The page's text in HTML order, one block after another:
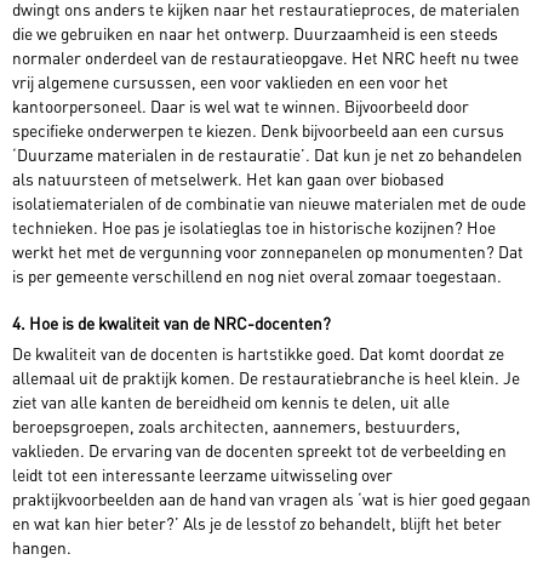
dwingt ons anders te kijken naar het restauratieproces, de materialen
die we gebruiken en naar het ontwerp. Duurzaamheid is een steeds
normaler onderdeel van de restauratieopgave. Het NRC heeft nu twee
vrij algemene cursussen, een voor vaklieden en een voor het
kantoorpersoneel. Daar is wel wat te winnen. Bijvoorbeeld door
specifieke onderwerpen te kiezen. Denk bijvoorbeeld aan een cursus
‘Duurzame materialen in de restauratie’. Dat kun je net zo behandelen
als natuursteen of metselwerk. Het kan gaan over biobased
isolatiematerialen of de combinatie van nieuwe materialen met de oude
technieken. Hoe pas je isolatieglas toe in historische kozijnen? Hoe
werkt het met de vergunning voor zonnepanelen op monumenten? Dat
is per gemeente verschillend en nog niet overal zomaar toegestaan.
4. Hoe is de kwaliteit van de NRC-docenten?
De kwaliteit van de docenten is hartstikke goed. Dat komt doordat ze
allemaal uit de praktijk komen. De restauratiebranche is heel klein. Je
ziet van alle kanten de bereidheid om kennis te delen, uit alle
beroepsgroepen, zoals architecten, aannemers, bestuurders,
vaklieden. De ervaring van de docenten spreekt tot de verbeelding en
leidt tot een interessante leerzame uitwisseling over
praktijkvoorbeelden aan de hand van vragen als ‘wat is hier goed gegaan
en wat kan hier beter?’ Als je de lesstof zo behandelt, blijft het beter
hangen.